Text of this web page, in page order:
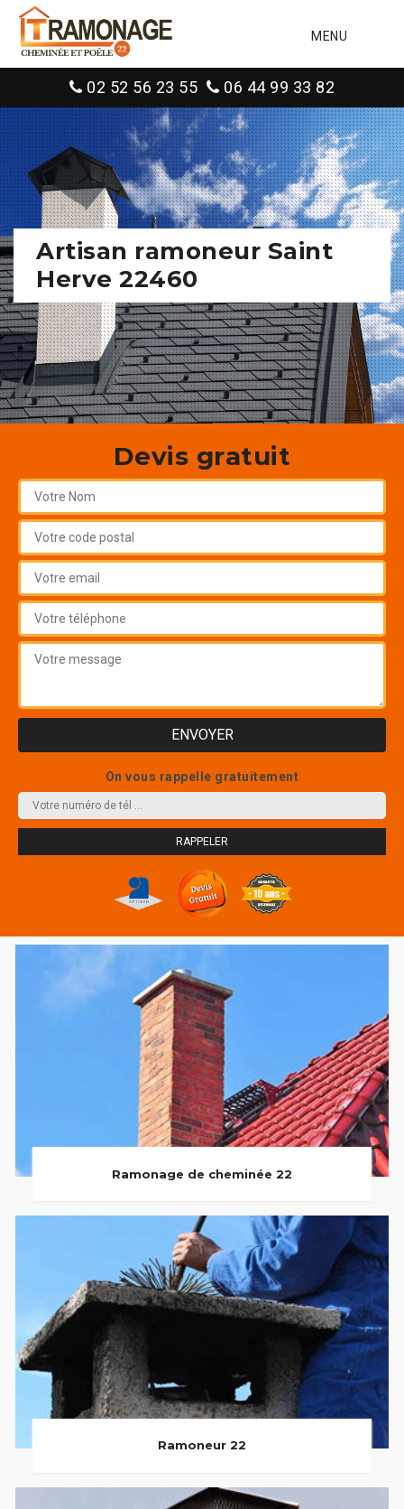
MENU
02 52 56 23 55 06 44 99 33 82
Artisan ramoneur Saint
Herve 22460
Devis gratuit
On vous rappelle gratuitement
Ramonage de cheminée 22
Ramoneur 22